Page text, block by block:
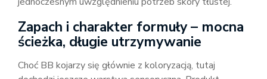
Zapach i charakter formuły – mocna
ścieżka, długie utrzymywanie
Choć BB kojarzy się głównie z koloryzacją, tutaj